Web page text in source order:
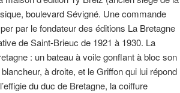
boulevard Sévigné. Une commande
par le fondateur des éditions La Bretagne
de Saint-Brieuc de 1921 à 1930. La
: un bateau à voile gonflant à bloc son
à droite, et le Griffon qui lui répond
du duc de Bretagne, la coiffure